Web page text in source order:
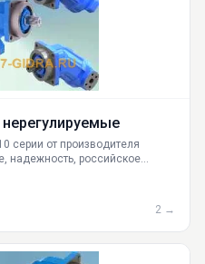
серии от производителя
надежность, российское
2 →